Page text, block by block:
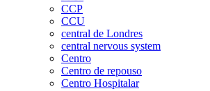
CCP
CCU
central de Londres
central nervous system
Centro
Centro de repouso
Centro Hospitalar